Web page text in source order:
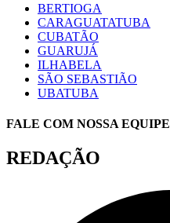
BERTIOGA
CARAGUATATUBA
CUBATÃO
GUARUJÁ
ILHABELA
SÃO SEBASTIÃO
UBATUBA
FALE COM NOSSA EQUIPE
REDAÇÃO